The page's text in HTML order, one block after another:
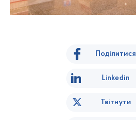
Поділитися
Linkedin
Твітнути